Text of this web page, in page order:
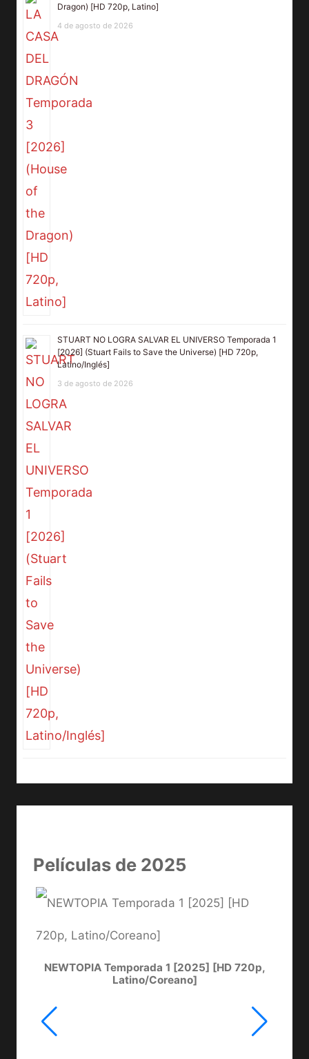
Dragon) [HD 720p, Latino]
4 de agosto de 2026
STUART NO LOGRA SALVAR EL UNIVERSO Temporada 1
[2026] (Stuart Fails to Save the Universe) [HD 720p,
Latino/Inglés]
3 de agosto de 2026
Películas de 2025
NEWTOPIA Temporada 1 [2025] [HD 720p,
Latino/Coreano]